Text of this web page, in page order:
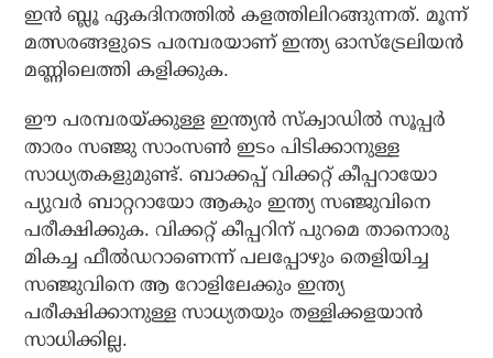
ഇന്‍ ബ്ലൂ ഏകദിനത്തില്‍ കളത്തിലിറങ്ങുന്നത്. മൂന്ന്
മത്സരങ്ങളുടെ പരമ്പരയാണ് ഇന്ത്യ ഓസ്‌ട്രേലിയന്‍
മണ്ണിലെത്തി കളിക്കുക.
ഈ പരമ്പരയ്ക്കുള്ള ഇന്ത്യന്‍ സ്‌ക്വാഡില്‍ സൂപ്പര്‍
താരം സഞ്ജു സാംസണ്‍ ഇടം പിടിക്കാനുള്ള
സാധ്യതകളുമുണ്ട്. ബാക്കപ്പ് വിക്കറ്റ് കീപ്പറായോ
പ്യുവര്‍ ബാറ്ററായോ ആകും ഇന്ത്യ സഞ്ജുവിനെ
പരീക്ഷിക്കുക. വിക്കറ്റ് കീപ്പറിന് പുറമെ താനൊരു
മികച്ച ഫീല്‍ഡറാണെന്ന് പലപ്പോഴും തെളിയിച്ച
സഞ്ജുവിനെ ആ റോളിലേക്കും ഇന്ത്യ
പരീക്ഷിക്കാനുള്ള സാധ്യതയും തള്ളിക്കളയാന്‍
സാധിക്കില്ല.